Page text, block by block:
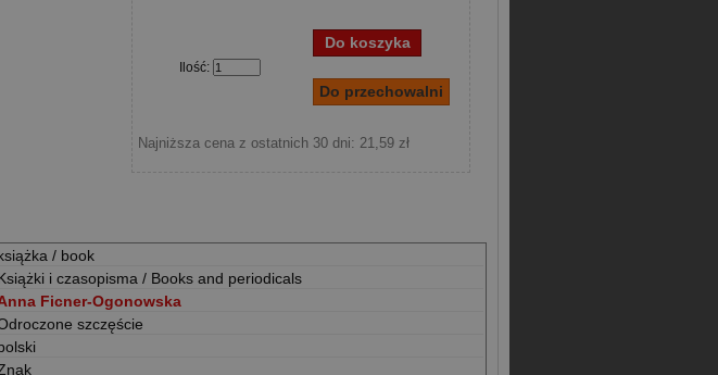
Ilość:
Najniższa cena z ostatnich 30 dni: 21,59 zł
/ book
i czasopisma / Books and periodicals
Ficner-Ogonowska
szczęście